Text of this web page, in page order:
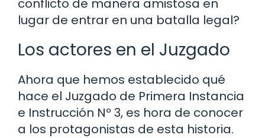
conflicto de manera amistosa en
lugar de entrar en una batalla legal?
Los actores en el Juzgado
Ahora que hemos establecido qué
hace el Juzgado de Primera Instancia
e Instrucción Nº 3, es hora de conocer
a los protagonistas de esta historia.